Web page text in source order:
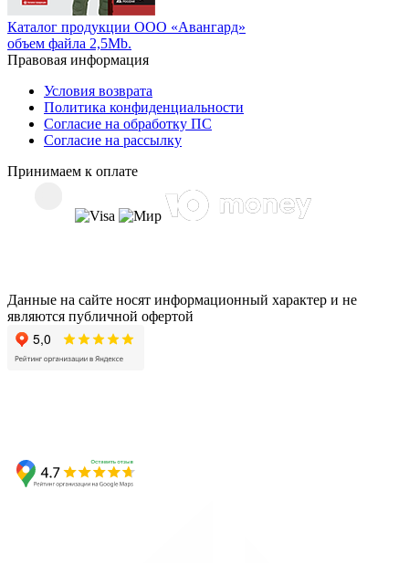
Каталог продукции ООО «Авангард»
объем файла 2,5Mb.
Правовая информация
Условия возврата
Политика конфиденциальности
Согласие на обработку ПС
Согласие на рассылку
Принимаем к оплате
Данные на сайте носят информационный характер и не
являются публичной офертой